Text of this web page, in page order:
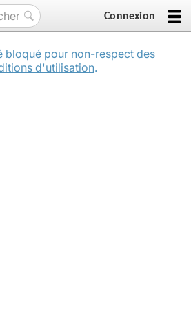
Connexion
bloqué pour non-respect des
d'utilisation.